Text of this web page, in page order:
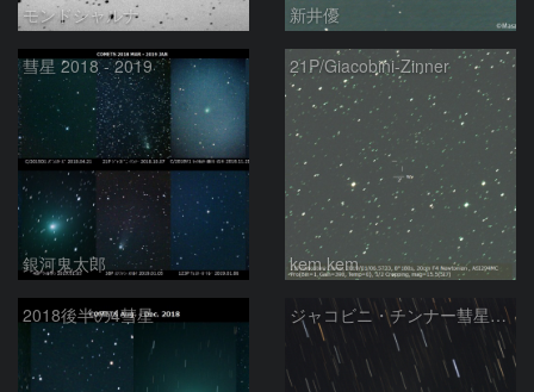
モンドシャルナ 新井優
彗星 2018 - 2019
銀河鬼太郎
21P/Giacobini-Zinner
kem.kem
2018後半の4彗星 ジャコビニ・チンナー彗星（21P）